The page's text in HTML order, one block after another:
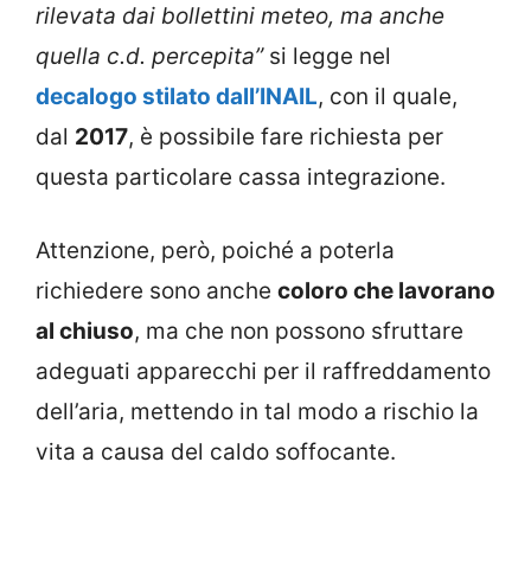
rilevata dai bollettini meteo, ma anche
quella c.d. percepita”si legge nel
decalogo stilato dall’INAIL, con il quale,
dal 2017, è possibile fare richiesta per
questa particolare cassa integrazione.
Attenzione, però, poiché a poterla
richiedere sono anche coloro che lavorano
al chiuso, ma che non possono sfruttare
adeguati apparecchi per il raffreddamento
dell’aria, mettendo in tal modo a rischio la
vita a causa del caldo soffocante.